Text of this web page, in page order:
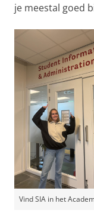
je meestal goed
Vind SIA in het